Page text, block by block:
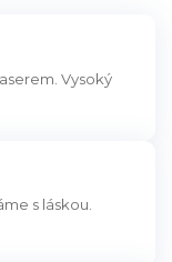
Vysoký
s láskou.